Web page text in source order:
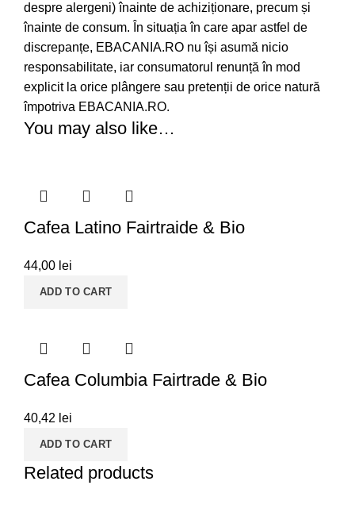
despre alergeni) înainte de achiziționare, precum și
înainte de consum. În situația în care apar astfel de
discrepanțe, EBACANIA.RO nu își asumă nicio
responsabilitate, iar consumatorul renunță în mod
explicit la orice plângere sau pretenții de orice natură
împotriva EBACANIA.RO.
You may also like…
Cafea Latino Fairtraide & Bio
44,00 lei
ADD TO CART
Cafea Columbia Fairtrade & Bio
40,42 lei
ADD TO CART
Related products